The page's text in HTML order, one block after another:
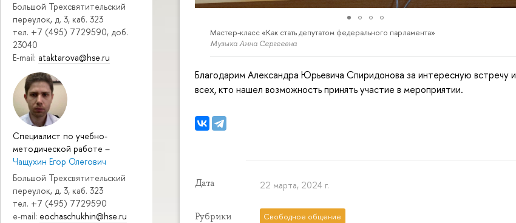
Большой Трехсвятительский
переулок, д. 3, каб. 323
тел. +7 (495) 7729590, доб.
23040
E-mail: ataktarova@hse.ru
Специалист по учебно-
методической работе –
Чащухин Егор Олегович
Большой Трехсвятительский
переулок, д. 3, каб. 323
тел. +7 (495) 7729590
e-mail: eochaschukhin@hse.ru
Мастер-класс «Как стать депутатом федерального парламента»
Музыка Анна Сергеевна
Благодарим Александра Юрьевича Спиридонова за интересную встречу и
всех, кто нашел возможность принять участие в мероприятии.
Дата 22 марта, 2024 г.
Рубрики Свободное общение